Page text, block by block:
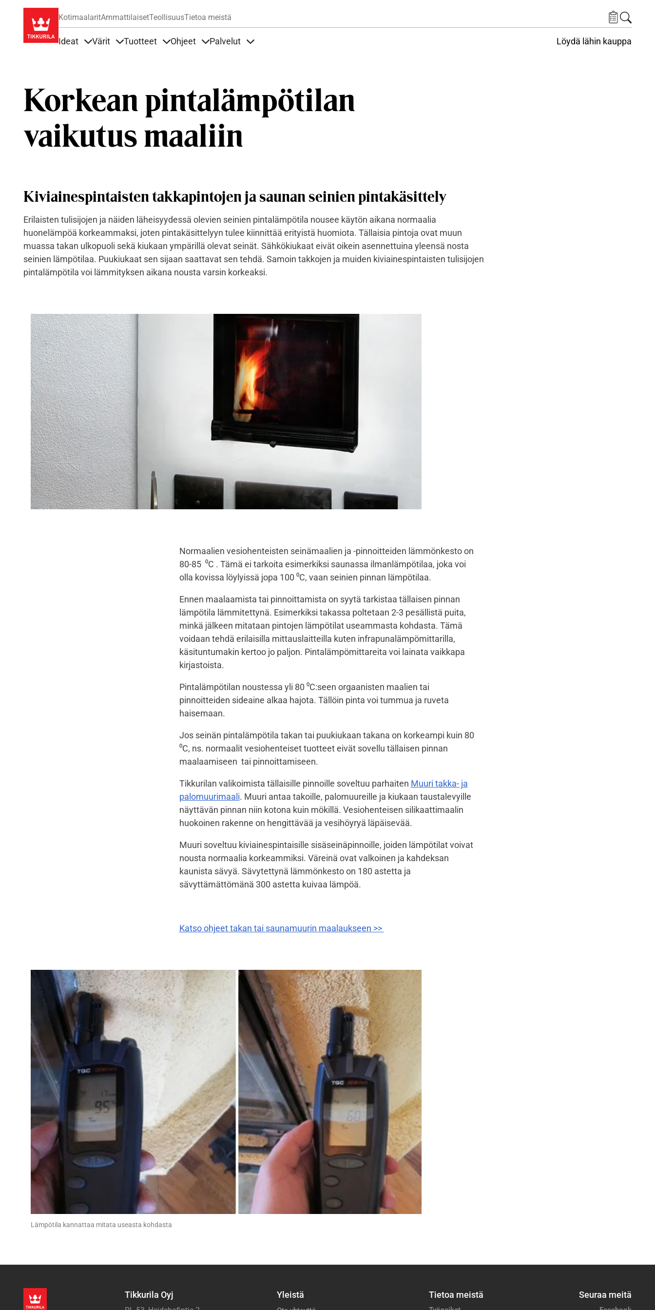
KotimaalaritAmmattilaisetTeollisuusTietoa meistä
Ideat Värit Tuotteet Ohjeet Palvelut Löydä lähin kauppa
Korkean pintalämpötilan
vaikutus maaliin
Kiviainespintaisten takkapintojen ja saunan seinien pintakäsittely
Erilaisten tulisijojen ja näiden läheisyydessä olevien seinien pintalämpötila nousee käytön aikana normaalia
huonelämpöä korkeammaksi, joten pintakäsittelyyn tulee kiinnittää erityistä huomiota. Tällaisia pintoja ovat muun
muassa takan ulkopuoli sekä kiukaan ympärillä olevat seinät. Sähkökiukaat eivät oikein asennettuina yleensä nosta
seinien lämpötilaa. Puukiukaat sen sijaan saattavat sen tehdä. Samoin takkojen ja muiden kiviainespintaisten tulisijojen
pintalämpötila voi lämmityksen aikana nousta varsin korkeaksi.
Normaalien vesiohenteisten seinämaalien ja -pinnoitteiden lämmönkesto on
80-85 ⁰C . Tämä ei tarkoita esimerkiksi saunassa ilmanlämpötilaa, joka voi
olla kovissa löylyissä jopa 100 ⁰C, vaan seinien pinnan lämpötilaa.
Ennen maalaamista tai pinnoittamista on syytä tarkistaa tällaisen pinnan
lämpötila lämmitettynä. Esimerkiksi takassa poltetaan 2-3 pesällistä puita,
minkä jälkeen mitataan pintojen lämpötilat useammasta kohdasta. Tämä
voidaan tehdä erilaisilla mittauslaitteilla kuten infrapunalämpömittarilla,
käsituntumakin kertoo jo paljon. Pintalämpömittareita voi lainata vaikkapa
kirjastoista.
Pintalämpötilan noustessa yli 80 ⁰C:seen orgaanisten maalien tai
pinnoitteiden sideaine alkaa hajota. Tällöin pinta voi tummua ja ruveta
haisemaan.
Jos seinän pintalämpötila takan tai puukiukaan takana on korkeampi kuin 80
⁰C, ns. normaalit vesiohenteiset tuotteet eivät sovellu tällaisen pinnan
maalaamiseen tai pinnoittamiseen.
Tikkurilan valikoimista tällaisille pinnoille soveltuu parhaiten Muuri takka- ja
palomuurimaali. Muuri antaa takoille, palomuureille ja kiukaan taustalevyille
näyttävän pinnan niin kotona kuin mökillä. Vesiohenteisen silikaattimaalin
huokoinen rakenne on hengittävää ja vesihöyryä läpäisevää.
Muuri soveltuu kiviainespintaisille sisäseinäpinnoille, joiden lämpötilat voivat
nousta normaalia korkeammiksi. Väreinä ovat valkoinen ja kahdeksan
kaunista sävyä. Sävytettynä lämmönkesto on 180 astetta ja
sävyttämättömänä 300 astetta kuivaa lämpöä.
Katso ohjeet takan tai saunamuurin maalaukseen >>
Lämpötila kannattaa mitata useasta kohdasta
Tikkurila Oyj Yleistä Tietoa meistä Seuraa meitä